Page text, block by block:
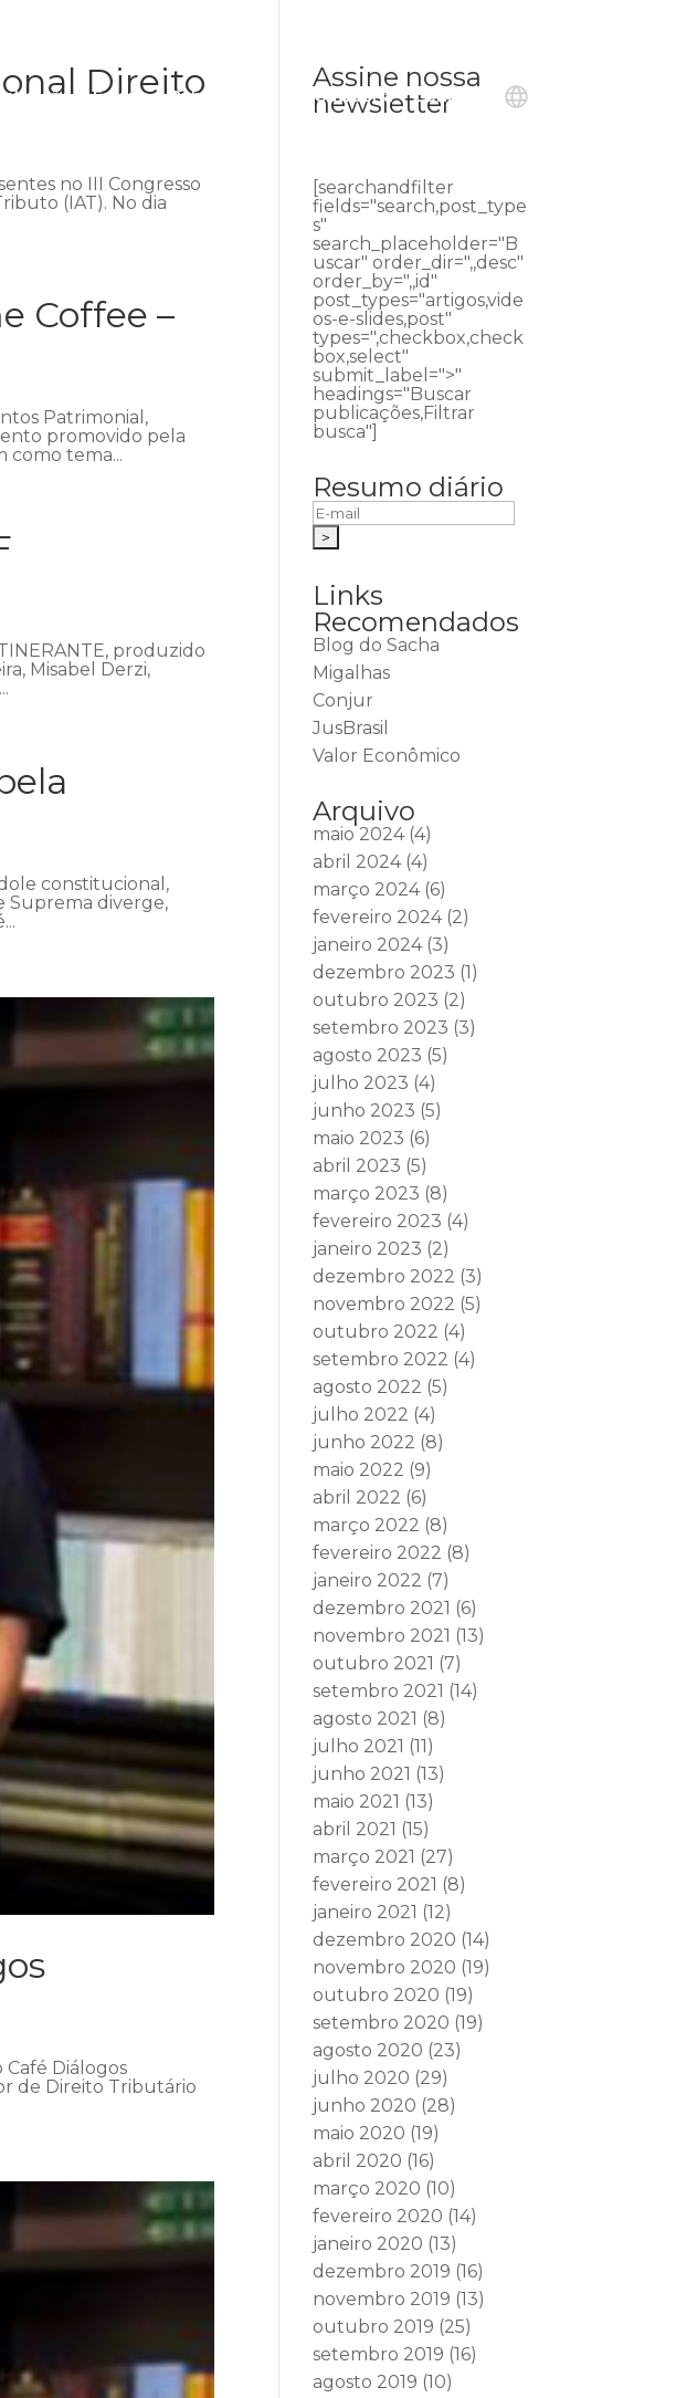
atuação Equipe Publicações Ouvidoria Contato
Direito
no III Congresso
(IAT). No dia
Coffee –
Patrimonial,
promovido pela
como tema...
produzido
Misabel Derzi,
constitucional,
Suprema diverge,
Café Diálogos
de Direito Tributário
Assine nossa
newsletter
[searchandfilter
fields="search,post_type
s"
search_placeholder="B
uscar" order_dir=",,desc"
order_by=",,id"
post_types="artigos,vide
os-e-slides,post"
types=",checkbox,check
box,select"
submit_label=">"
headings="Buscar
publicações,Filtrar
busca"]
Resumo diário
Links
Recomendados
Blog do Sacha
Migalhas
Conjur
JusBrasil
Valor Econômico
Arquivo
maio 2024(4)
abril 2024(4)
março 2024(6)
fevereiro 2024(2)
janeiro 2024(3)
dezembro 2023 (1)
outubro 2023 (2)
setembro 2023 (3)
agosto 2023 (5)
julho 2023 (4)
junho 2023 (5)
maio 2023 (6)
abril 2023 (5)
março 2023 (8)
fevereiro 2023 (4)
janeiro 2023 (2)
dezembro 2022 (3)
novembro 2022 (5)
outubro 2022 (4)
setembro 2022 (4)
agosto 2022 (5)
julho 2022 (4)
junho 2022 (8)
maio 2022 (9)
abril 2022 (6)
março 2022 (8)
fevereiro 2022 (8)
janeiro 2022 (7)
dezembro 2021 (6)
novembro 2021 (13)
outubro 2021 (7)
setembro 2021 (14)
agosto 2021 (8)
julho 2021 (11)
junho 2021 (13)
maio 2021 (13)
abril 2021 (15)
março 2021 (27)
fevereiro 2021 (8)
janeiro 2021 (12)
dezembro 2020 (14)
novembro 2020 (19)
outubro 2020 (19)
setembro 2020 (19)
agosto 2020 (23)
julho 2020 (29)
junho 2020 (28)
maio 2020 (19)
abril 2020 (16)
março 2020 (10)
fevereiro 2020 (14)
janeiro 2020 (13)
dezembro 2019 (16)
novembro 2019 (13)
outubro 2019 (25)
setembro 2019 (16)
agosto 2019 (10)